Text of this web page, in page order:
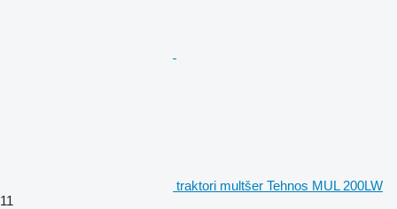
traktori multšer Tehnos MUL 200LW
11